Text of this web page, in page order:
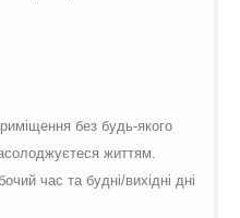
без будь-якого
життям.
час та будні/вихідні дні